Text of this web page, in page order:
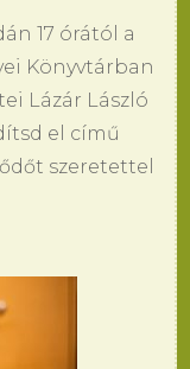
17 órától a
Könyvtárban
Lázár László
el című
szeretettel